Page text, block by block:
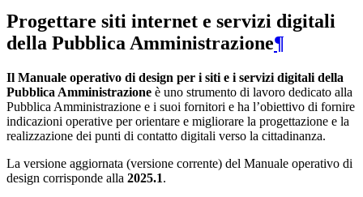
Progettare siti internet e servizi digitali
della Pubblica Amministrazione¶
Il Manuale operativo di design per i siti e i servizi digitali della
Pubblica Amministrazione è uno strumento di lavoro dedicato alla
Pubblica Amministrazione e i suoi fornitori e ha l’obiettivo di fornire
indicazioni operative per orientare e migliorare la progettazione e la
realizzazione dei punti di contatto digitali verso la cittadinanza.
La versione aggiornata (versione corrente) del Manuale operativo di
design corrisponde alla 2025.1.